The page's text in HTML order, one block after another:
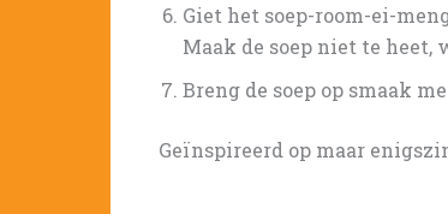
Giet het soep-room-ei-
Maak de soep niet te heet,
Breng de soep op smaak
Geïnspireerd op maar